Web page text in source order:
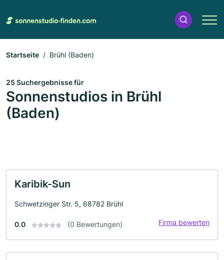
Startseite Brühl (Baden)
25 Suchergebnisse für
Sonnenstudios in Brühl
(Baden)
Karibik-Sun
Schwetzinger Str. 5, 68782 Brühl
0.0 (0 Bewertungen) Firma bewerten